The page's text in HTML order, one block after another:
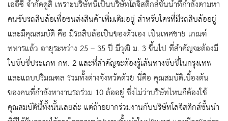
เออีซี จำกัดดูสิ เพราะบริษัทนี้เป็นบริษัทโลจิสติกส์ชั้นนำที่กำลังตามหา
คนขับรถสิบล้อเพื่อขนส่งสินค้าเพิ่มเติมอยู่ สำหรับใครที่มีรถสิบล้ออยู่
และมีคุณสมบัติ คือ มีรถสิบล้อเป็นของตัวเอง เป็นเพศชาย เกณฑ์
ทหารแล้ว อายุระหว่าง 25 – 35 ปี มีวุฒิ ม. 3 ขึ้นไป ที่สำคัญจะต้องมี
ใบขับขี่ประเภท กท. 2 และที่สำคัญจะต้องรู้เส้นทางขับขี่ในกรุงเทพ
และแถบปริมณฑล รวมทั้งต่างจังหวัดด้วย นี่คือ คุณสมบัติเบื้องต้น
ของคนที่กำลังหางานรถร่วม 10 ล้ออยู่ ซึ่งไม่ว่าบริษัทไหนก็ต้องใช้
คุณสมบัตินี้ทั้งนั้นเลยล่ะ แต่ถ้าอยากร่วมงานกับบริษัทโลจิสติกส์ชั้นนำ